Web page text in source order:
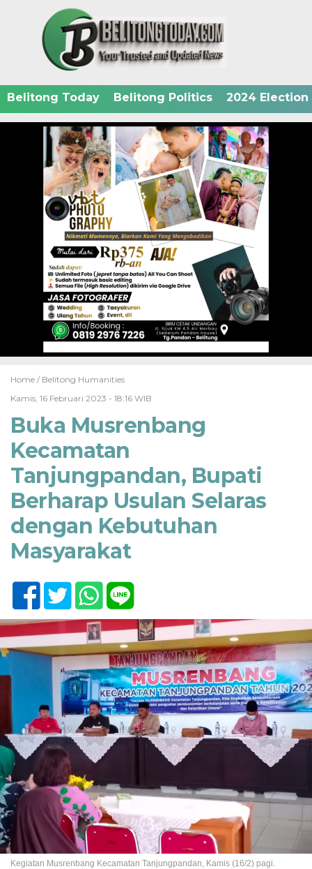
Belitong Today Belitong Politics 2024 Election
Home / Belitong Humanities
Kamis, 16 Februari 2023 - 18:16 WIB
Buka Musrenbang
Kecamatan
Tanjungpandan, Bupati
Berharap Usulan Selaras
dengan Kebutuhan
Masyarakat
Kegiatan Musrenbang Kecamatan Tanjungpandan, Kamis (16/2) pagi.